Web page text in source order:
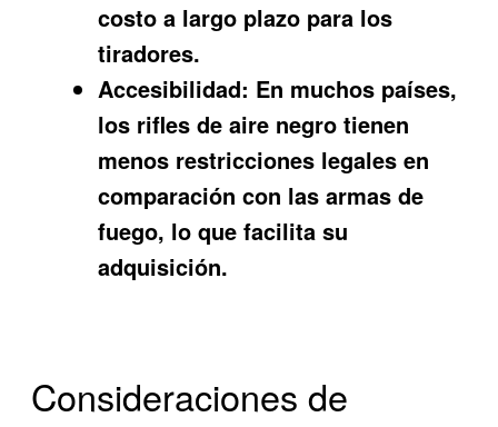
costo a largo plazo para los
tiradores.
Accesibilidad: En muchos países,
los rifles de aire negro tienen
menos restricciones legales en
comparación con las armas de
fuego, lo que facilita su
adquisición.
Consideraciones de